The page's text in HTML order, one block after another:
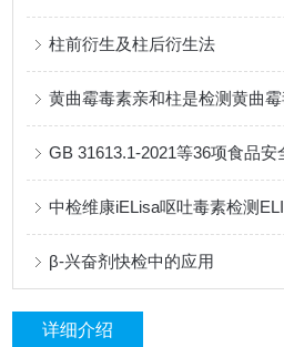
柱前衍生及柱后衍生法
黄曲霉毒素亲和柱是检测黄曲
GB 31613.1-2021等36项食品
中检维康iELisa呕吐毒素检测
β-兴奋剂快检中的应用
详细介绍